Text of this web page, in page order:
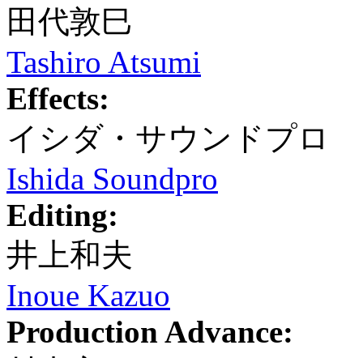
田代敦巳
Tashiro Atsumi
Effects:
イシダ・サウンドプロ
Ishida Soundpro
Editing:
井上和夫
Inoue Kazuo
Production Advance: